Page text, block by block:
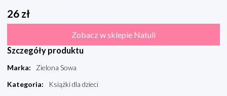
26 zł
Zobacz w sklepie Natuli
Szczegóły produktu
Marka:
Zielona Sowa
Kategoria:
Książki dla dzieci